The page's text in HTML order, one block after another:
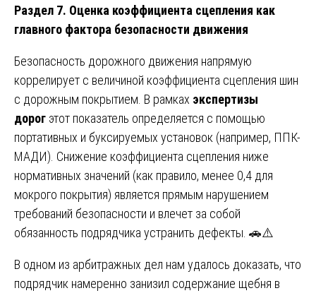
Раздел 7. Оценка коэффициента сцепления как
главного фактора безопасности движения
Безопасность дорожного движения напрямую
коррелирует с величиной коэффициента сцепления шин
с дорожным покрытием. В рамках экспертизы
дорог этот показатель определяется с помощью
портативных и буксируемых установок (например, ППК-
МАДИ). Снижение коэффициента сцепления ниже
нормативных значений (как правило, менее 0,4 для
мокрого покрытия) является прямым нарушением
требований безопасности и влечет за собой
обязанность подрядчика устранить дефекты. 🚗⚠️
В одном из арбитражных дел нам удалось доказать, что
подрядчик намеренно занизил содержание щебня в